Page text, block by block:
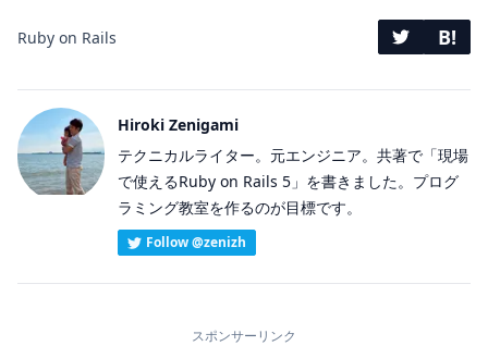
Ruby on Rails B!
Hiroki Zenigami
テクニカルライター。元エンジニア。共著で「現場
で使えるRuby on Rails 5」を書きました。プログ
ラミング教室を作るのが目標です。
Follow @zenizh
スポンサーリンク